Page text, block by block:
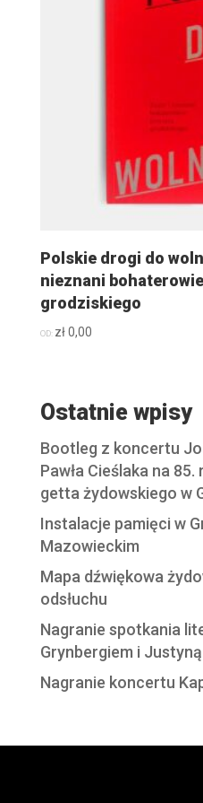
Polskie drogi do
nieznani
grodziskiego
OD: zł0,00
Ostatnie wpisy
Bootleg z koncertu
Pawła Cieślaka na
getta żydowskiego w
Instalacje pamięci w
Mazowieckim
Mapa dźwiękowa
odsłuchu
Nagranie spotkania
Grynbergiem i
Nagranie koncertu